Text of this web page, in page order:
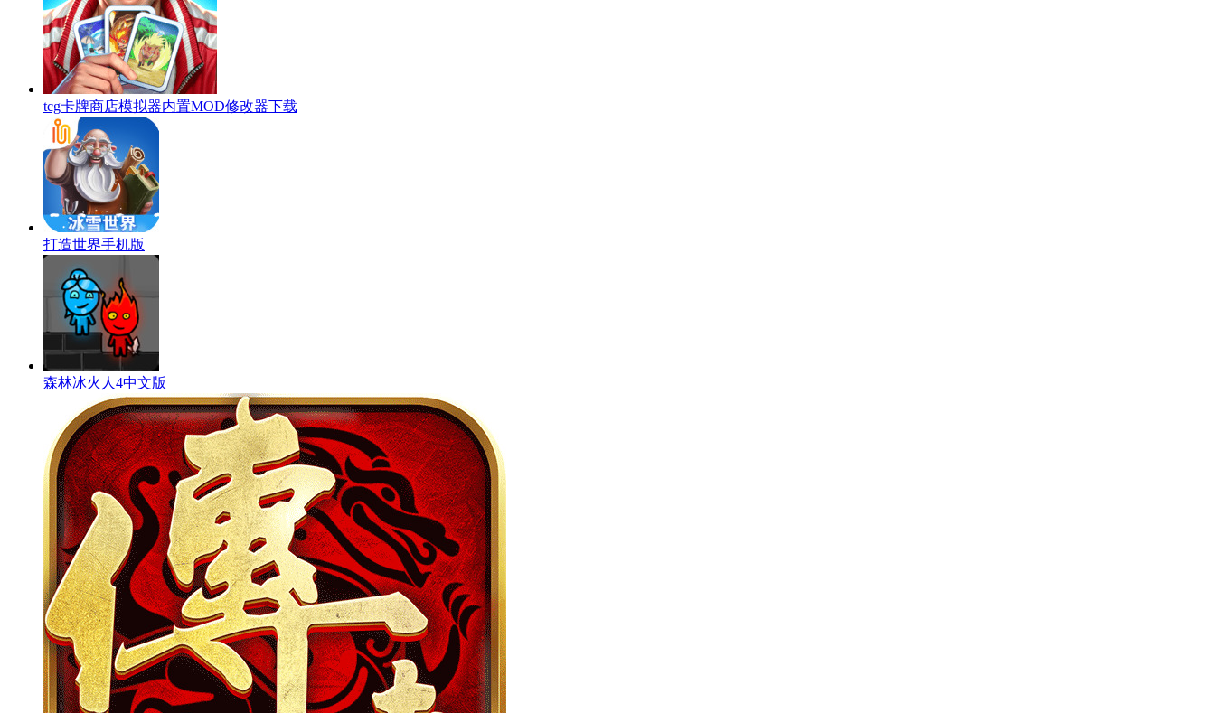
tcg卡牌商店模拟器内置MOD修改器下载
打造世界手机版
森林冰火人4中文版